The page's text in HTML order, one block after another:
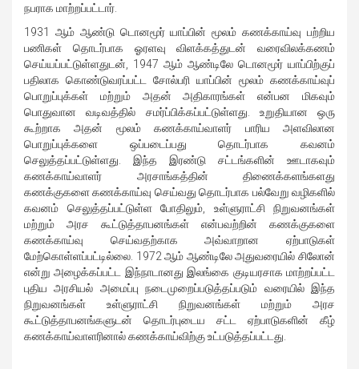
நபராக மாற்றப்பட்டார்.
1931 ஆம் ஆண்டு டொனமூர் யாப்பின் மூலம் கணக்காய்வு பற்றிய
பணிகள் தொடர்பாக ஓரளவு விளக்கத்துடன் வரைவிலக்கணம்
செய்யப்பட்டுள்ளதுடன், 1947 ஆம் ஆண்டிலே டொனமூர் யாப்பிற்குப்
பதிலாக கொண்டுவரப்பட்ட சோல்பரி யாப்பின் மூலம் கணக்காய்வுப்
பொறுப்புக்கள் மற்றும் அதன் அதிகாரங்கள் என்பன மிகவும்
பொதுவான வடிவத்தில் சமர்ப்பிக்கப்பட்டுள்ளது. உறுதியான ஒரு
கூற்றாக அதன் மூலம் கணக்காய்வாளர் பாரிய அளவிலான
பொறுப்புக்களை ஒப்படைப்பது தொடர்பாக கவனம்
செலுத்தப்பட்டுள்ளது. இந்த இரண்டு சட்டங்களின் ஊடாகவும்
கணக்காய்வாளர் அரசாங்கத்தின் திணைக்களங்களது
கணக்குகளை கணக்காய்வு செய்வது தொடர்பாக பல்வேறு வழிகளில்
கவனம் செலுத்தப்பட்டுள்ள போதிலும், உள்ளுராட்சி நிறுவனங்கள்
மற்றும் அரச கூட்டுத்தாபனங்கள் என்பவற்றின் கணக்குகளை
கணக்காய்வு செய்வதற்காக அவ்வாறான ஏற்பாடுகள்
மேற்கொள்ளப்பட்டில்லை. 1972 ஆம் ஆண்டிலே அதுவரையில் சிலோன்
என்று அழைக்கப்பட்ட இந்நாடானது இலங்கை குடியரசாக மாற்றப்பட்ட
புதிய அரசியல் அமைப்பு நடைமுறைப்படுத்தப்படும் வரையில் இந்த
நிறுவனங்கள் உள்ளுராட்சி நிறுவனங்கள் மற்றும் அரச
கூட்டுத்தாபனங்களுடன் தொடர்புடைய சட்ட ஏற்பாடுகளின் கீழ்
கணக்காய்வாளரினால் கணக்காய்விற்கு உட்படுத்தப்பட்டது.